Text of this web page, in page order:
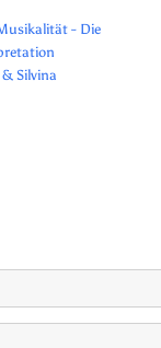
- Die
Silvina